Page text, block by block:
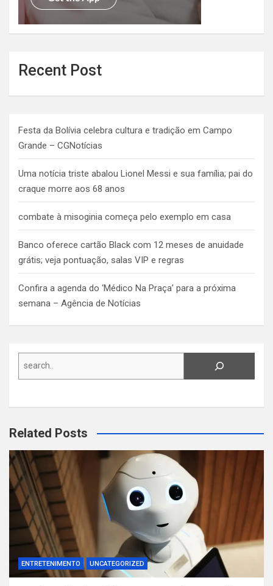
Recent Post
Festa da Bolívia celebra cultura e tradição em Campo
Grande – CGNotícias
Uma notícia triste abalou Lionel Messi e sua família; pai do
craque morre aos 68 anos
combate à misoginia começa pelo exemplo em casa
Banco oferece cartão Black com 12 meses de anuidade
grátis; veja pontuação, salas VIP e regras
Confira a agenda do ‘Médico Na Praça’ para a próxima
semana – Agência de Notícias
Search
Related Posts
ENTRETENIMENTO UNCATEGORIZED